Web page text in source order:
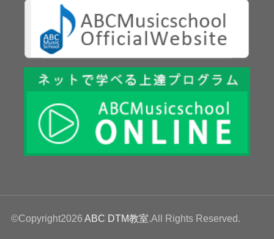
©Copyright2026 ABC DTM教室.All Rights Reserved.